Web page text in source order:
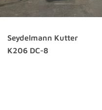
Seydelmann Kutter
K206 DC-8